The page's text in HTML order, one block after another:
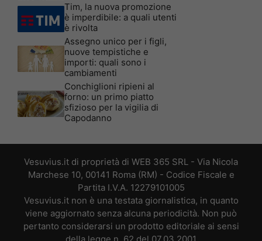
Tim, la nuova promozione
è imperdibile: a quali utenti
è rivolta
Assegno unico per i figli,
nuove tempistiche e
importi: quali sono i
cambiamenti
Conchiglioni ripieni al
forno: un primo piatto
sfizioso per la vigilia di
Capodanno
Vesuvius.it di proprietà di WEB 365 SRL - Via Nicola
Marchese 10, 00141 Roma (RM) - Codice Fiscale e
Partita I.V.A. 12279101005
Vesuvius.it non è una testata giornalistica, in quanto
viene aggiornato senza alcuna periodicità. Non può
pertanto considerarsi un prodotto editoriale ai sensi